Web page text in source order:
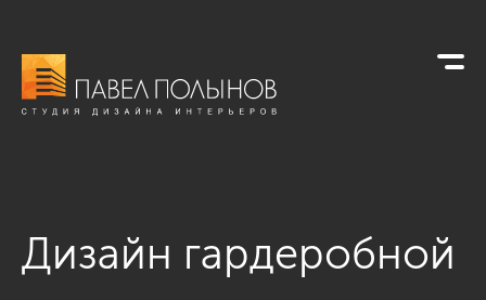
Дизайн гардеробной